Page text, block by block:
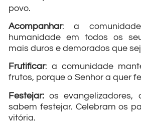
povo.
Acompanhar: a
humanidade em todos os
mais duros e demorados que
Frutificar: a comunidade
frutos, porque o Senhor a quer
Festejar:os evangelizadores,
sabem festejar. Celebram os
vitória.